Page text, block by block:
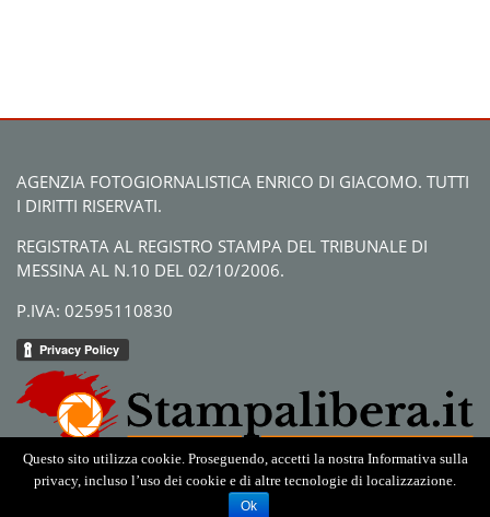
AGENZIA FOTOGIORNALISTICA ENRICO DI GIACOMO. TUTTI
I DIRITTI RISERVATI.
REGISTRATA AL REGISTRO STAMPA DEL TRIBUNALE DI
MESSINA AL N.10 DEL 02/10/2006.
P.IVA: 02595110830
Questo sito utilizza cookie. Proseguendo, accetti la nostra Informativa sulla
privacy, incluso l’uso dei cookie e di altre tecnologie di localizzazione.
Ok